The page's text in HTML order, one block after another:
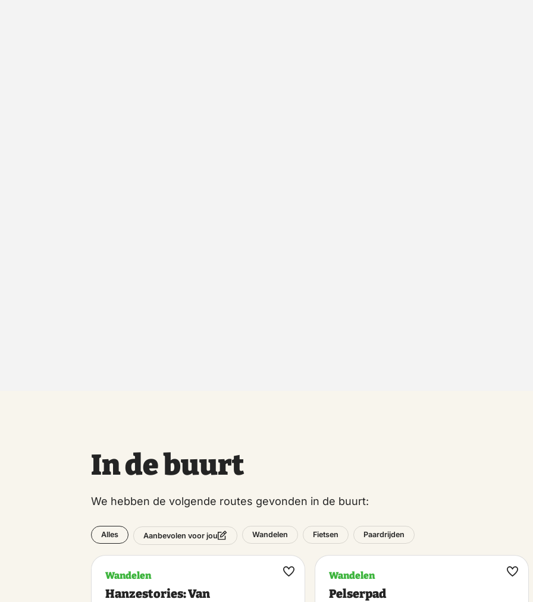
In de buurt
We hebben de volgende routes gevonden in de buurt:
Alles Aanbevolen voor jou Wandelen Fietsen Paardrijden
Wandelen
Hanzestories: Van
Maak
Wandelen
Pelserpad
Maak